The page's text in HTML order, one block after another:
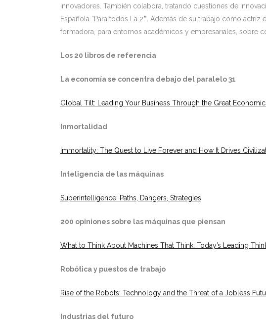
innovadores. También colabora, tratando cuestiones de
Española “Para todos La 2” . Además de su trabajo como actriz
formadora, para entornos académicos y empresariales, sobre
Los 20 libros de referencia
La economía se concentra debajo del paralelo 31
Global Tilt: Leading Your Business Through the Great
Inmortalidad
Immortality: The Quest to Live Forever and How It Drives
Inteligencia de las máquinas
Superintelligence: Paths, Dangers, Strategies
200 opiniones sobre las máquinas que piensan
What to Think About Machines That Think: Today’s Leading
Robótica y puestos de trabajo
Rise of the Robots: Technology and the Threat of a Jobless
Industrias del futuro